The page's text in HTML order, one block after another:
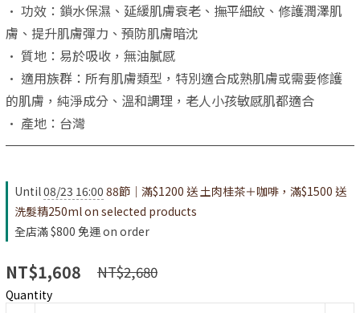
• 功效：鎖水保濕、延緩肌膚衰老、撫平細紋、修護潤澤肌
膚、提升肌膚彈力、預防肌膚暗沈
• 質地：易於吸收，無油膩感
• 適用族群：所有肌膚類型，特別適合成熟肌膚或需要修護
的肌膚，純淨成分、溫和調理，老人小孩敏感肌都適合
• 產地：台灣
Until08/23 16:00 88節｜滿$1200 送 土肉桂茶＋咖啡，滿$1500 送
洗髮精250ml on selected products
全店滿 $800 免運 on order
NT$1,608 NT$2,680
Quantity